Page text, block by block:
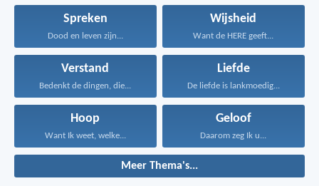
Spreken
Dood en leven zijn...
Wijsheid
Want de HERE geeft...
Verstand
Bedenkt de dingen, die...
Liefde
De liefde is lankmoedig...
Hoop
Want Ik weet, welke...
Geloof
Daarom zeg Ik u...
Meer Thema's...